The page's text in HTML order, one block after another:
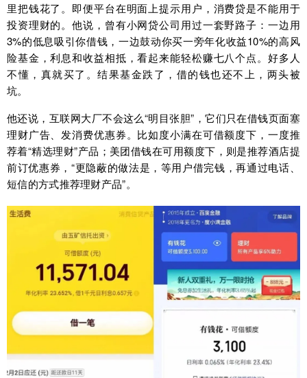
里把钱花了。即便平台在明面上提示用户，消费贷是不能用于
投资理财的。他说，曾有小网贷公司用过一套野路子：一边用
3%的低息吸引你借钱，一边鼓动你买一旁年化收益10%的高风
险基金，利息和收益相抵，看起来能轻松赚七八个点。好多人
不懂，真就买了。结果基金跌了，借的钱也还不上，两头被
坑。
他还说，互联网大厂不会这么“明目张胆”，它们只在借钱页面塞
理财广告、发消费优惠券。比如度小满在可借额度下，一度推
荐着“精选理财”产品；美团借钱在可用额度下，则是推荐酒店提
前订优惠券，“更隐蔽的做法是，等用户借完钱，再通过电话、
短信的方式推荐理财产品”。